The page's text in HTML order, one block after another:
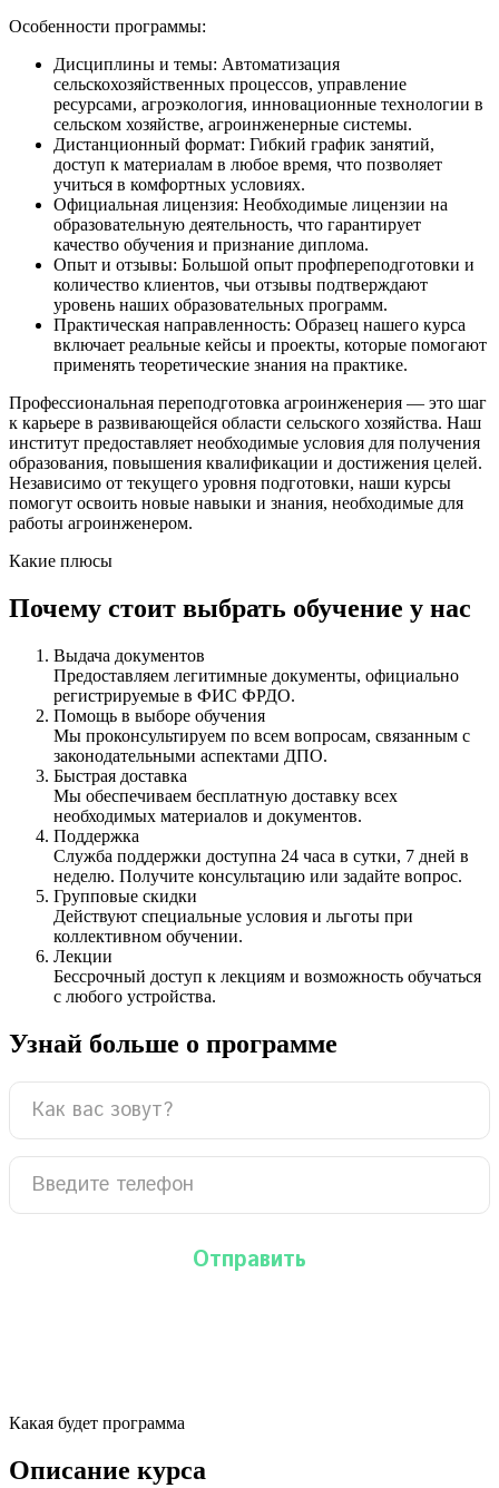
Особенности программы:
Дисциплины и темы: Автоматизация
сельскохозяйственных процессов, управление
ресурсами, агроэкология, инновационные технологии в
сельском хозяйстве, агроинженерные системы.
Дистанционный формат: Гибкий график занятий,
доступ к материалам в любое время, что позволяет
учиться в комфортных условиях.
Официальная лицензия: Необходимые лицензии на
образовательную деятельность, что гарантирует
качество обучения и признание диплома.
Опыт и отзывы: Большой опыт профпереподготовки и
количество клиентов, чьи отзывы подтверждают
уровень наших образовательных программ.
Практическая направленность: Образец нашего курса
включает реальные кейсы и проекты, которые помогают
применять теоретические знания на практике.
Профессиональная переподготовка агроинженерия — это шаг
к карьере в развивающейся области сельского хозяйства. Наш
институт предоставляет необходимые условия для получения
образования, повышения квалификации и достижения целей.
Независимо от текущего уровня подготовки, наши курсы
помогут освоить новые навыки и знания, необходимые для
работы агроинженером.
Какие плюсы
Почему стоит выбрать обучение у нас
Выдача документов
Предоставляем легитимные документы, официально
регистрируемые в ФИС ФРДО.
Помощь в выборе обучения
Мы проконсультируем по всем вопросам, связанным с
законодательными аспектами ДПО.
Быстрая доставка
Мы обеспечиваем бесплатную доставку всех
необходимых материалов и документов.
Поддержка
Служба поддержки доступна 24 часа в сутки, 7 дней в
неделю. Получите консультацию или задайте вопрос.
Групповые скидки
Действуют специальные условия и льготы при
коллективном обучении.
Лекции
Бессрочный доступ к лекциям и возможность обучаться
с любого устройства.
Узнай больше о программе
Какая будет программа
Описание курса